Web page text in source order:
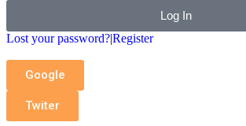
Log In
Lost your password?|Register
Google
Twiter